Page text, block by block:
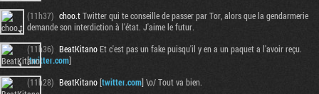
(11h37) choo.tTwitter qui te conseille de passer par Tor, alors que la gendarmerie
demande son interdiction à l'état. J'aime le futur.
(11h36) BeatKitanoEt c'est pas un fake puisqu'il y en a un paquet a l'avoir reçu.
[twitter.com]
(11h28) BeatKitano[twitter.com] \o/ Tout va bien.